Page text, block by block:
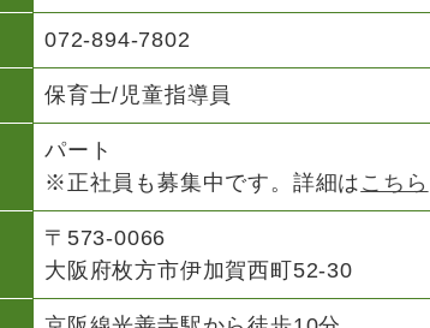
072-894-7802
保育士/児童指導員
パート
※正社員も募集中です。詳細は こちら
〒573-0066
大阪府枚方市伊加賀西町52-30